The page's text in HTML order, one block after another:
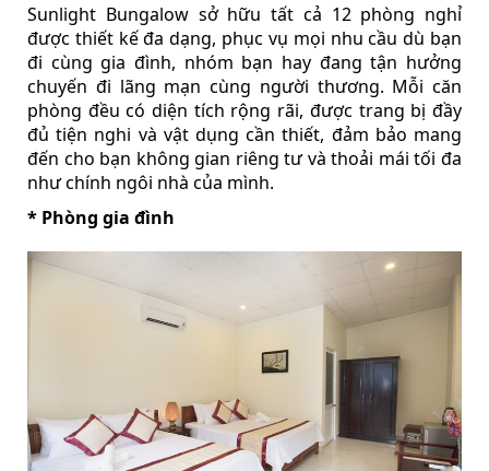
Sunlight Bungalow sở hữu tất cả 12 phòng nghỉ
được thiết kế đa dạng, phục vụ mọi nhu cầu dù bạn
đi cùng gia đình, nhóm bạn hay đang tận hưởng
chuyến đi lãng mạn cùng người thương. Mỗi căn
phòng đều có diện tích rộng rãi, được trang bị đầy
đủ tiện nghi và vật dụng cần thiết, đảm bảo mang
đến cho bạn không gian riêng tư và thoải mái tối đa
như chính ngôi nhà của mình.
* Phòng gia đình